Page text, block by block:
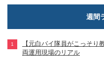
週間
【元白バイ隊員がこっそ
両運用現場のリアル